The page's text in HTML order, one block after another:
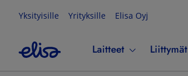
Yksityisille Yrityksille Elisa Oyj
Laitteet Liittymät